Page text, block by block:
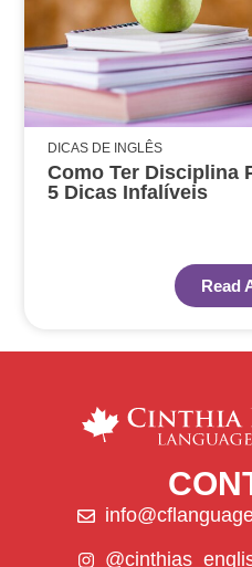
DICAS DE INGLÊS
Como Ter Disciplina
5 Dicas Infalíveis
Read